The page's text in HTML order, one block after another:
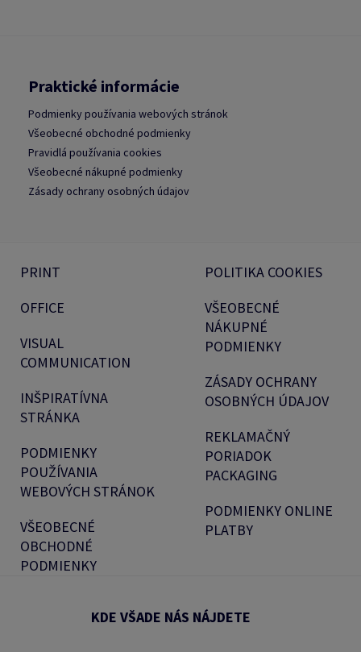
Praktické informácie
Podmienky používania webových stránok
Všeobecné obchodné podmienky
Pravidlá používania cookies
Všeobecné nákupné podmienky
Zásady ochrany osobných údajov
PRINT
OFFICE
VISUAL
COMMUNICATION
INŠPIRATÍVNA
STRÁNKA
PODMIENKY
POUŽÍVANIA
WEBOVÝCH STRÁNOK
VŠEOBECNÉ
OBCHODNÉ
PODMIENKY
POLITIKA COOKIES
VŠEOBECNÉ
NÁKUPNÉ
PODMIENKY
ZÁSADY OCHRANY
OSOBNÝCH ÚDAJOV
REKLAMAČNÝ
PORIADOK
PACKAGING
PODMIENKY ONLINE
PLATBY
KDE VŠADE NÁS NÁJDETE